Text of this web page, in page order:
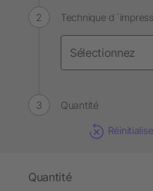
Technique
Quantité
Quantité